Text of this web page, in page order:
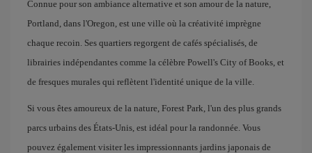
Connue pour son ambiance alternative et son amour de la nature,
Portland, dans l'Oregon, est une ville où la créativité imprègne
chaque recoin. Ses quartiers regorgent de cafés spécialisés, de
librairies indépendantes comme la célèbre Powell's City of Books, et
de fresques murales qui reflètent l'identité unique de la ville.
Si vous êtes amoureux de la nature, Forest Park, l'un des plus grands
parcs urbains des États-Unis, est idéal pour la randonnée. Vous
pouvez également visiter les impressionnants jardins japonais de